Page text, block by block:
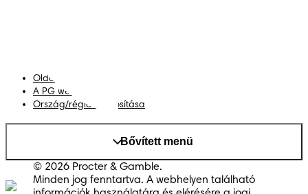
Oldaltérkép
A PG weboldala
Ország/régió módosítása
Bővített menü
© 2026 Procter & Gamble.
Minden jog fenntartva. A webhelyen található